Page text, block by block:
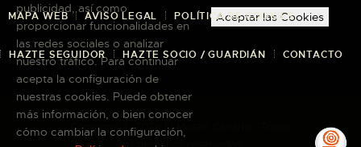
MAPA WEB AVISO LEGAL POLÍTICA DE COOKIES
HAZTE SEGUIDOR HAZTE SOCIO / GUARDIÁN CONTACTO
Copyright © 2026 El Museo Canario · Todos
los derechos reservados
publicidad, así como
proporcionar funcionalidades en
las redes sociales o analizar
nuestro tráfico. Para continuar
acepta la configuración de
nuestras cookies. Puede obtener
más información, o bien conocer
cómo cambiar la configuración,
Aceptar las Cookies